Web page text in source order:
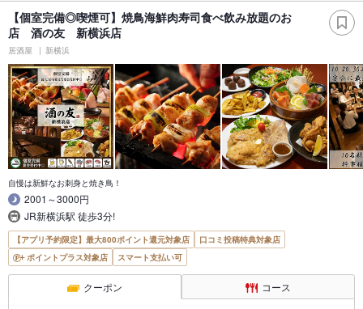
【個室完備◎喫煙可】焼鳥海鮮肉寿司食べ飲み放題のお
店 酒の友 新横浜店
居酒屋 新横浜
自慢は新鮮なお刺身と焼き鳥！
2001～3000円
JR新横浜駅 徒歩3分!
【アプリ予約限定】最大800ポイント還元対象店
口コミ投稿特典対象店
ポイントプラス対象店
スマート支払い可
クーポン コース